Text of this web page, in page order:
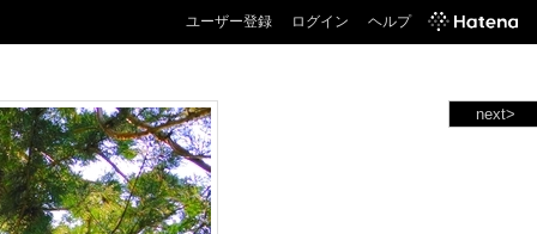
ユーザー登録 ログイン ヘルプ
next>